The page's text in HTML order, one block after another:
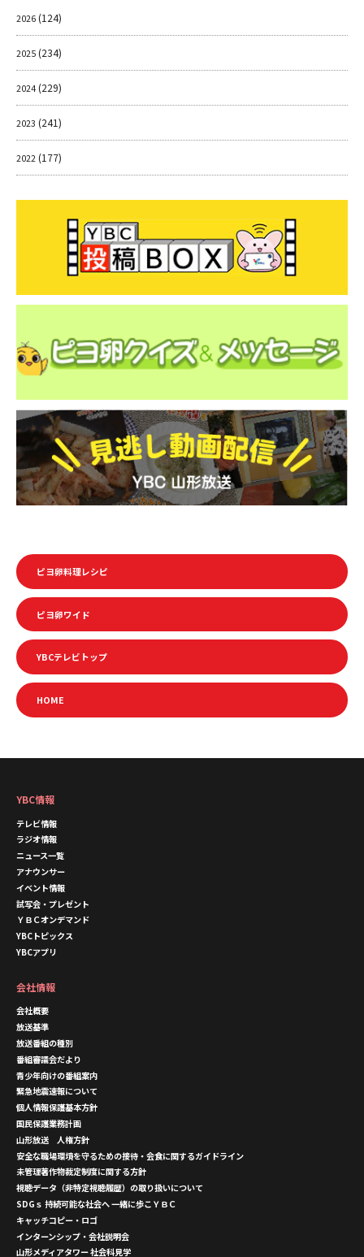
2026(124)
2025(234)
2024(229)
2023 (241)
2022(177)
ピヨ卵料理レシピ
ピヨ卵ワイド
YBCテレビトップ
HOME
YBC情報
テレビ情報
ラジオ情報
ニュース一覧
アナウンサー
イベント情報
試写会・プレゼント
ＹＢＣオンデマンド
YBCトピックス
YBCアプリ
会社情報
会社概要
放送基準
放送番組の種別
番組審議会だより
青少年向けの番組案内
緊急地震速報について
個人情報保護基本方針
国民保護業務計画
山形放送 人権方針
安全な職場環境を守るための接待・会食に関するガイドライン
未管理著作物裁定制度に関する方針
視聴データ（非特定視聴履歴）の取り扱いについて
SDGｓ 持続可能な社会へ 一緒に歩こＹＢＣ
キャッチコピー・ロゴ
インターンシップ・会社説明会
山形メディアタワー 社会科見学